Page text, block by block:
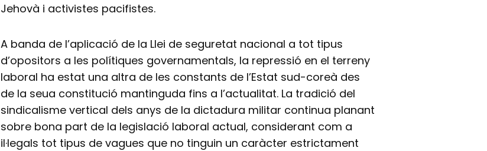
Jehovà i activistes pacifistes.
A banda de l’aplicació de la Llei de seguretat nacional a tot tipus
d’opositors a les polítiques governamentals, la repressió en el terreny
laboral ha estat una altra de les constants de l’Estat sud-coreà des
de la seua constitució mantinguda fins a l’actualitat. La tradició del
sindicalisme vertical dels anys de la dictadura militar continua planant
sobre bona part de la legislació laboral actual, considerant com a
il·legals tot tipus de vagues que no tinguin un caràcter estrictament